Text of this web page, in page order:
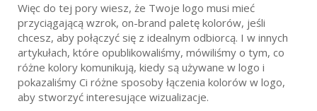
O nas
Blog
Więc do tej pory wiesz, że Twoje logo musi mieć
przyciągającą wzrok, on-brand paletę kolorów, jeśli
chcesz, aby połączyć się z idealnym odbiorcą. I w innych
artykułach, które opublikowaliśmy, mówiliśmy o tym, co
różne kolory komunikują, kiedy są używane w logo i
pokazaliśmy Ci różne sposoby łączenia kolorów w logo,
aby stworzyć interesujące wizualizacje.